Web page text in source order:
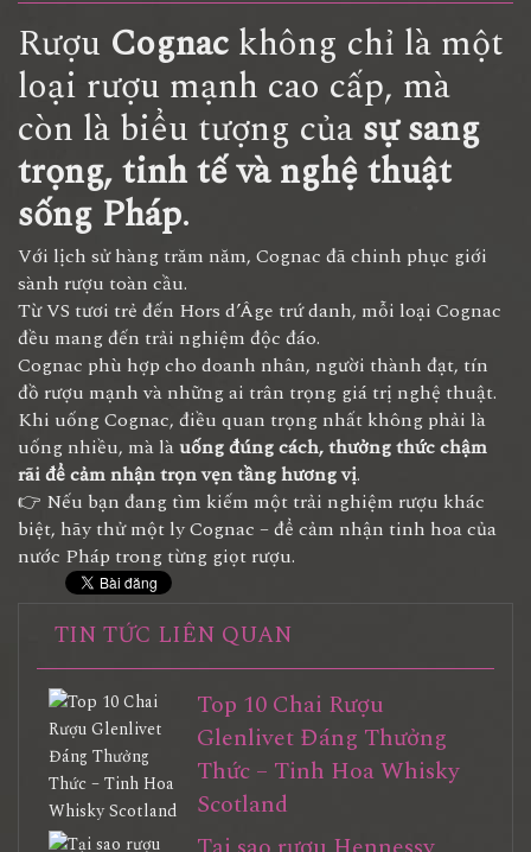
Rượu Cognackhông chỉ là một
loại rượu mạnh cao cấp, mà
còn là biểu tượng củasự sang
trọng, tinh tế và nghệ thuật
sống Pháp.
Với lịch sử hàng trăm năm, Cognac đã chinh phục giới
sành rượu toàn cầu.
Từ VS tươi trẻ đến Hors d’Âge trứ danh, mỗi loại Cognac
đều mang đến trải nghiệm độc đáo.
Cognac phù hợp cho doanh nhân, người thành đạt, tín
đồ rượu mạnh và những ai trân trọng giá trị nghệ thuật.
Khi uống Cognac, điều quan trọng nhất không phải là
uống nhiều, mà làuống đúng cách, thưởng thức chậm
rãi để cảm nhận trọn vẹn tầng hương vị.
👉 Nếu bạn đang tìm kiếm một trải nghiệm rượu khác
biệt, hãy thử một ly Cognac – để cảm nhận tinh hoa của
nước Pháp trong từng giọt rượu.
TIN TỨC LIÊN QUAN
Top 10 Chai Rượu
Glenlivet Đáng Thưởng
Thức – Tinh Hoa Whisky
Scotland